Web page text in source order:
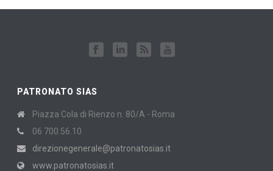
PATRONATO SIAS
Piazza Cola di Rienzo n. 80/A - Roma
06 700.56.10
direzionegenerale@patronatosias.it
www.patronatosias.it